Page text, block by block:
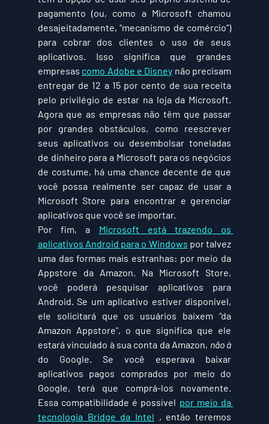
pagamento (ou, como a Microsoft chamou
desajeitadamente, “mecanismo de comércio”)
para cobrar dos clientes o uso de seus
aplicativos. Isso significa que grandes
empresas como Adobe e Disney não precisam
entregar de 12 a 15 por cento de sua receita
pelo privilégio de estar na loja da Microsoft.
Agora que as empresas não têm que passar
por grandes obstáculos, como reescrever
seus aplicativos ou desembolsar toneladas
de dinheiro para a Microsoft para os negócios
de costume, há uma chance decente de que
você possa realmente ser capaz de usar a
Microsoft Store para encontrar e gerenciar
aplicativos que você se importar.
Por fim, a Microsoft está trazendo os
aplicativos Android para o Windows por talvez
uma das formas mais estranhas: por meio da
Appstore da Amazon. Na Microsoft Store,
você poderá pesquisar aplicativos para
Android. Se um aplicativo estiver disponível,
ele solicitará que os usuários baixem "da
Amazon Appstore", o que significa que ele
estará vinculado à sua conta da Amazon, não à
do Google. Se você esperava baixar
aplicativos pagos comprados por meio do
Google, terá que comprá-los novamente.
Essa compatibilidade é possível por meio da
tecnologia Bridge da Intel , então teremos